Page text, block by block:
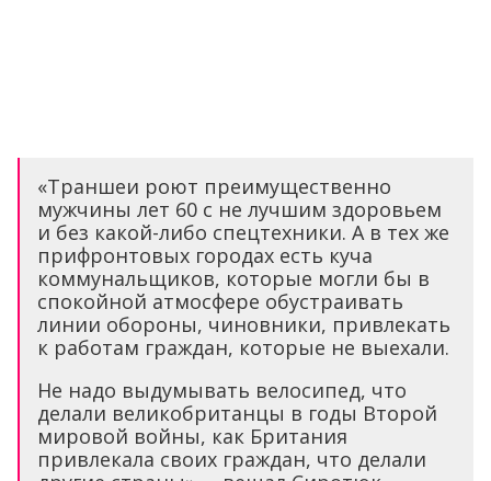
«Траншеи роют преимущественно
мужчины лет 60 с не лучшим здоровьем
и без какой-либо спецтехники. А в тех же
прифронтовых городах есть куча
коммунальщиков, которые могли бы в
спокойной атмосфере обустраивать
линии обороны, чиновники, привлекать
к работам граждан, которые не выехали.
Не надо выдумывать велосипед, что
делали великобританцы в годы Второй
мировой войны, как Британия
привлекала своих граждан, что делали